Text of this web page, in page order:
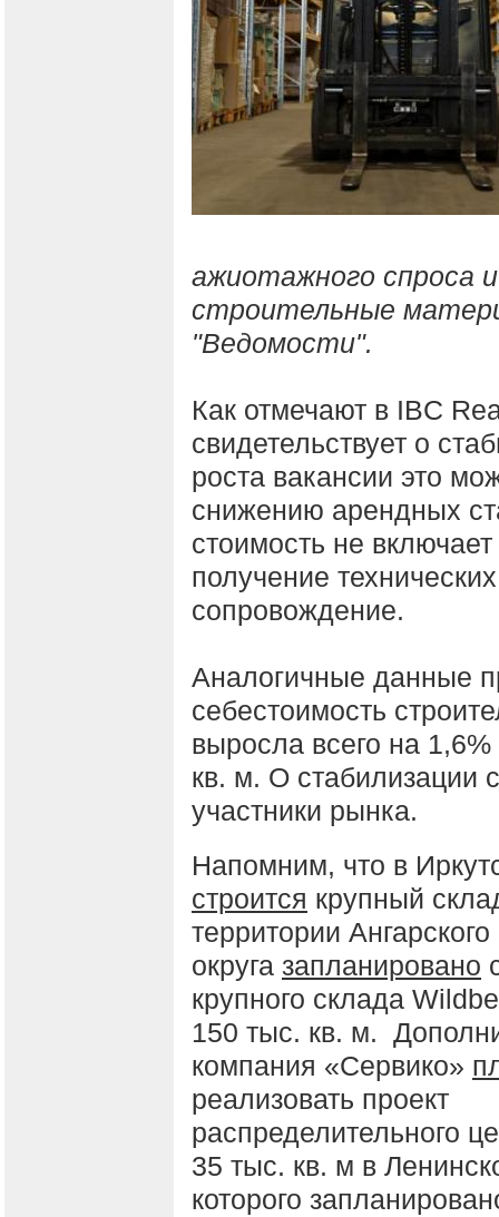
ажиотажного спроса
строительные
"Ведомости".
Как отмечают в IBC
свидетельствует о
роста вакансии это
снижению арендных
стоимость не
получение
сопровождение.
Аналогичные данные
себестоимость
выросла всего на
кв. м. О стабилизации
участники рынка.
Напомним, что в
строится крупный
территории Ангарского
округа запланировано
крупного склада
150 тыс. кв. м.
компания «Сервико»
реализовать проект
распределительного
35 тыс. кв. м в
которого